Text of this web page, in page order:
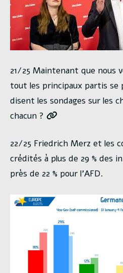
21/25 Maintenant que nous
tout les principaux partis se
disent les sondages sur les
chacun ?
22/25 Friedrich Merz et les
crédités à plus de 29 % des
près de 22 % pour l’AFD.